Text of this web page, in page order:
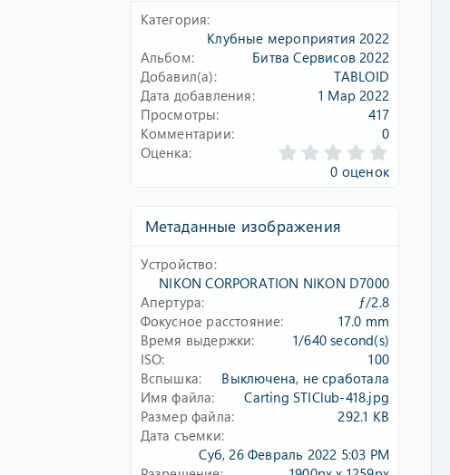
Категория
Клубные мероприятия 2022
Альбом
Битва Сервисов 2022
Добавил(а)
TABLOID
Дата добавления
1 Мар 2022
Просмотры
417
Комментарии
0
Оценка
.
0
д
0 оценок
Метаданные изображения
Устройство
NIKON CORPORATION NIKON D7000
Апертура
ƒ/2.8
Фокусное расстояние
17.0 mm
Время выдержки
1/640 second(s)
ISO
100
Вспышка
Выключена, не сработала
Имя файла
Carting STIClub-418.jpg
Размер файла
292.1 KB
Дата съемки
Суб, 26 Февраль 2022 5:03 PM